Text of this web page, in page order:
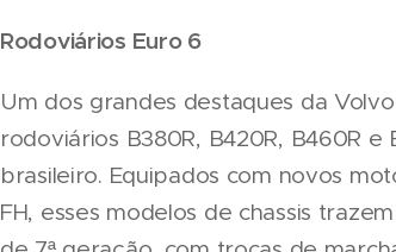
Rodoviários Euro 6
Um dos grandes destaques da
rodoviários B380R, B420R, B460R
brasileiro. Equipados com novos
FH, esses modelos de chassis